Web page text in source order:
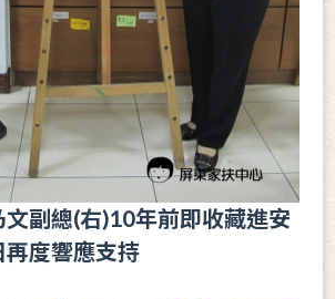
副總(右)10年前即收藏進安
度響應支持